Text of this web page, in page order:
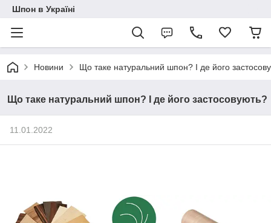
Шпон в Україні
Новини Що таке натуральний шпон? І де його
Що таке натуральний шпон? І де його застосовують?
11.01.2022